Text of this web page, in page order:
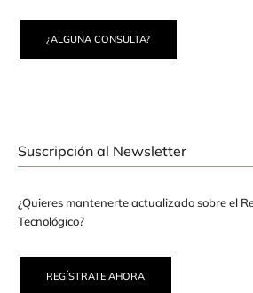
¿ALGUNA CONSULTA?
Suscripción al Newsletter
¿Quieres mantenerte actualizado sobre el
Tecnológico?
REGÍSTRATE AHORA